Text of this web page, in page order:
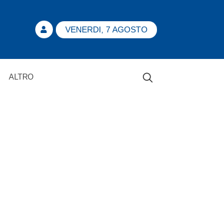
VENERDI, 7 AGOSTO
ALTRO